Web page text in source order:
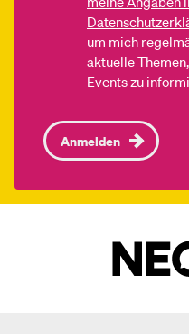
um mich
aktuelle
Events zu
Anmelden